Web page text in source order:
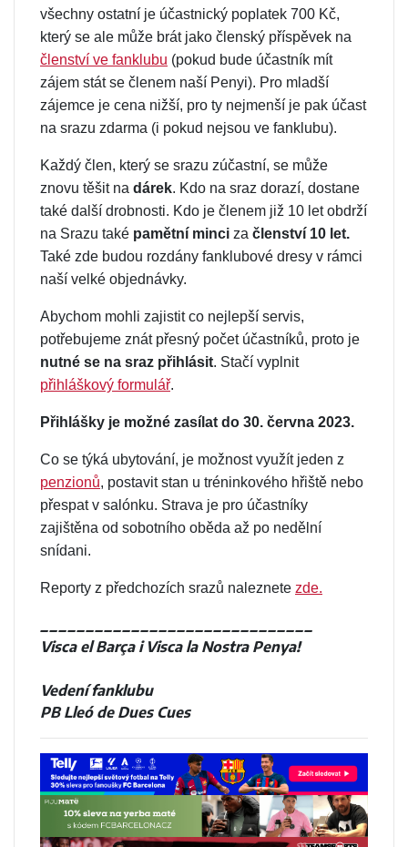
všechny ostatní je účastnický poplatek 700 Kč,
který se ale může brát jako členský příspěvek na
členství ve fanklubu (pokud bude účastník mít
zájem stát se členem naší Penyi). Pro mladší
zájemce je cena nižší, pro ty nejmenší je pak účast
na srazu zdarma (i pokud nejsou ve fanklubu).
Každý člen, který se srazu zúčastní, se může
znovu těšit na dárek. Kdo na sraz dorazí, dostane
také další drobnosti. Kdo je členem již 10 let obdrží
na Srazu také pamětní minci za členství 10 let.
Také zde budou rozdány fanklubové dresy v rámci
naší velké objednávky.
Abychom mohli zajistit co nejlepší servis,
potřebujeme znát přesný počet účastníků, proto je
nutné se na sraz přihlásit. Stačí vyplnit
přihláškový formulář.
Přihlášky je možné zasílat do 30. června 2023.
Co se týká ubytování, je možnost využít jeden z
penzionů, postavit stan u tréninkového hřiště nebo
přespat v salónku. Strava je pro účastníky
zajištěna od sobotního oběda až po nedělní
snídani.
Reporty z předchozích srazů naleznete zde.
Visca el Barça i Visca la Nostra Penya!
Vedení fanklubu
PB Lleó de Dues Cues